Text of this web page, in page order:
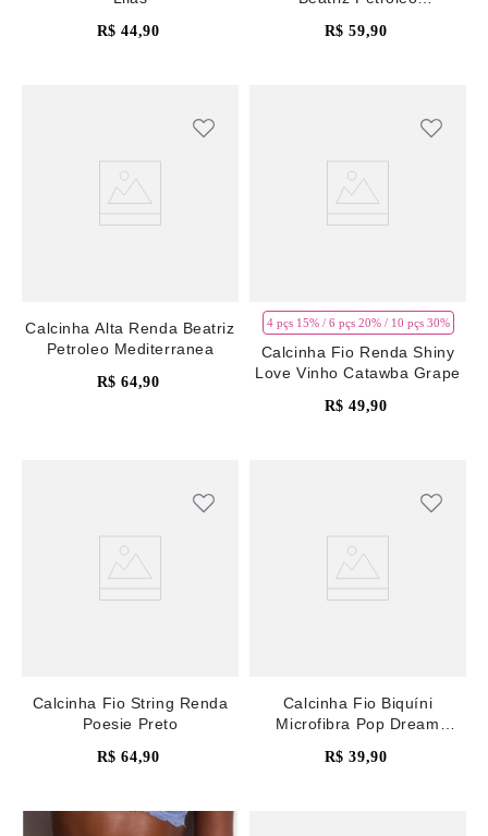
R$ 44,90 R$ 59,90
Calcinha Alta Renda Beatriz
Petroleo Mediterranea
R$ 64,90
4 pçs 15% / 6 pçs 20% / 10 pçs 30%
Calcinha Fio Renda Shiny
Love Vinho Catawba Grape
R$ 49,90
Calcinha Fio String Renda
Poesie Preto
R$ 64,90
Calcinha Fio Biquíni
Microfibra Pop Dream
R$ 39,90